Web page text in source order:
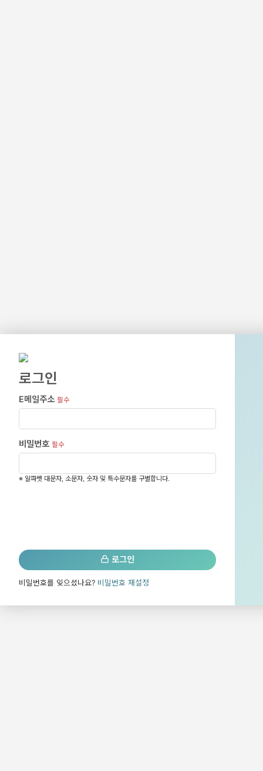
로그인
E메일주소 필수
비밀번호 필수
※ 알파벳 대문자, 소문자, 숫자 및 특수문자를 구별합니다.
로그인
비밀번호를 잊으셨나요? 비밀번호 재설정